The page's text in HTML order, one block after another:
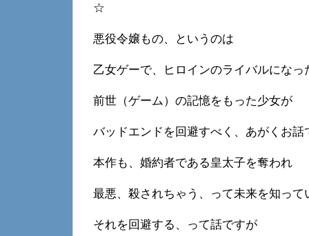
☆
悪役令嬢もの、というのは
乙女ゲーで、ヒロインのライバルにな
前世（ゲーム）の記憶をもった少女が
バッドエンドを回避すべく、あがくお話
本作も、婚約者である皇太子を奪われ
最悪、殺されちゃう、って未来を知って
それを回避する、って話ですが